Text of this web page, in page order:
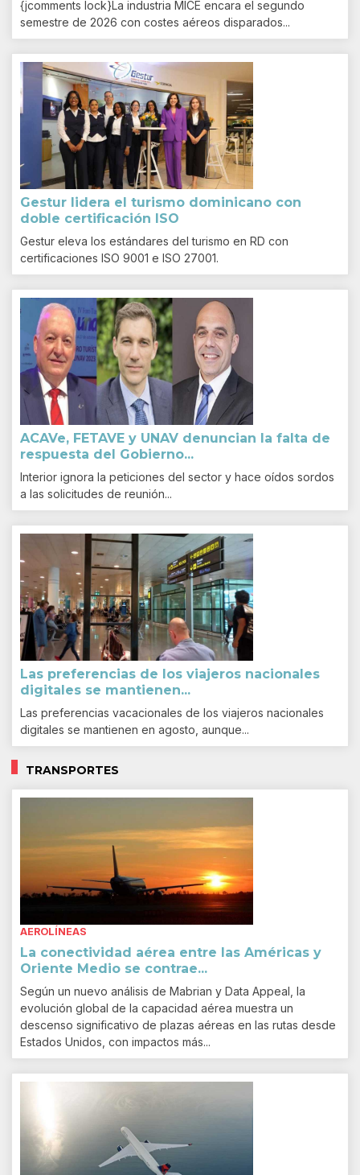
{jcomments lock}La industria MICE encara el segundo
semestre de 2026 con costes aéreos disparados...
Gestur lidera el turismo dominicano con
doble certificación ISO
Gestur eleva los estándares del turismo en RD con
certificaciones ISO 9001 e ISO 27001.
ACAVe, FETAVE y UNAV denuncian la falta de
respuesta del Gobierno...
Interior ignora la peticiones del sector y hace oídos sordos
a las solicitudes de reunión...
Las preferencias de los viajeros nacionales
digitales se mantienen...
Las preferencias vacacionales de los viajeros nacionales
digitales se mantienen en agosto, aunque...
TRANSPORTES
AEROLÍNEAS
La conectividad aérea entre las Américas y
Oriente Medio se contrae...
Según un nuevo análisis de Mabrian y Data Appeal, la
evolución global de la capacidad aérea muestra un
descenso significativo de plazas aéreas en las rutas desde
Estados Unidos, con impactos más...